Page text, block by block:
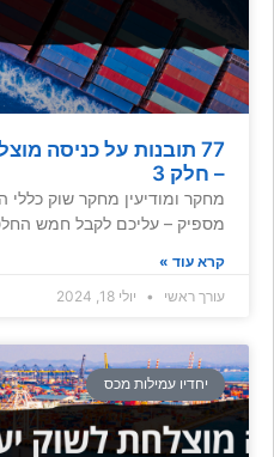
77 תובנות על כניסה
– חלק 3
מחקר ומודיעין מחקר שוק כללי
מספיק – עליכם לקבל חמש
קרא עוד »
עורך ראשי
יולי 18, 2024
יחדיו עמילות מכס